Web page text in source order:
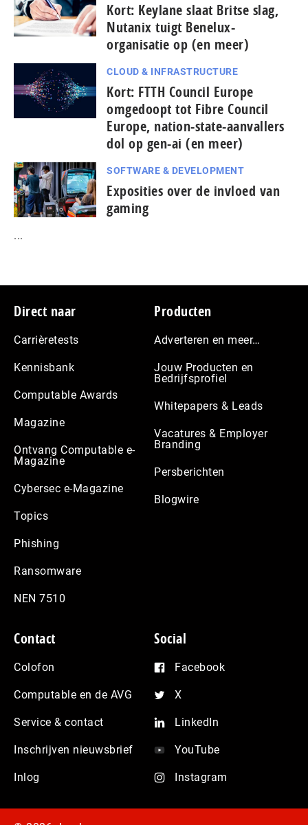
Kort: Keylane slaat Britse slag,
Nutanix tuigt Benelux-
organisatie op (en meer)
CLOUD & INFRASTRUCTURE
Kort: FTTH Council Europe
omgedoopt tot Fibre Council
Europe, nation-state-aanvallers
dol op gen-ai (en meer)
SOFTWARE & DEVELOPMENT
Exposities over de invloed van
gaming
...
Footer
Direct naar
Carrièretests
Kennisbank
Computable Awards
Magazine
Ontvang Computable e-
Magazine
Cybersec e-Magazine
Topics
Phishing
Ransomware
NEN 7510
Producten
Adverteren en meer…
Jouw Producten en
Bedrijfsprofiel
Whitepapers & Leads
Vacatures & Employer
Branding
Persberichten
Blogwire
Contact
Colofon
Computable en de AVG
Service & contact
Inschrijven nieuwsbrief
Inlog
Social
Facebook
X
LinkedIn
YouTube
Instagram